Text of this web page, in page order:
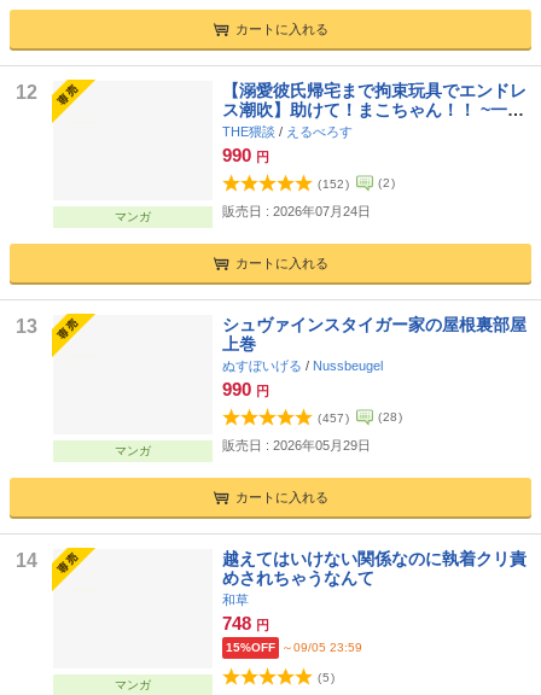
カートに入れる
12
マンガ
【溺愛彼氏帰宅まで拘束玩具でエンドレ
ス潮吹】助けて！まこちゃん！！ ~一人
で手錠オナニーしてたら取れなくなった
んです...~
THE猥談 / えるべろす
990 円
(152) (2)
販売日 : 2026年07月24日
カートに入れる
13
マンガ
シュヴァインスタイガー家の屋根裏部屋
上巻
ぬすぼいげる / Nussbeugel
990 円
(457) (28)
販売日 : 2026年05月29日
カートに入れる
14
マンガ
越えてはいけない関係なのに執着クリ責
めされちゃうなんて
和草
748 円
15%OFF ～09/05 23:59
(5)